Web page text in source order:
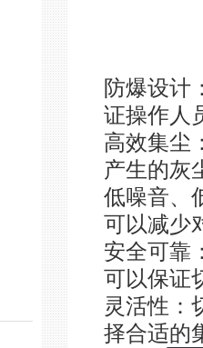
防爆设计
证操作人
高效集尘
产生的灰
低噪音、
可以减少
安全可靠
可以保证
灵活性：
择合适的